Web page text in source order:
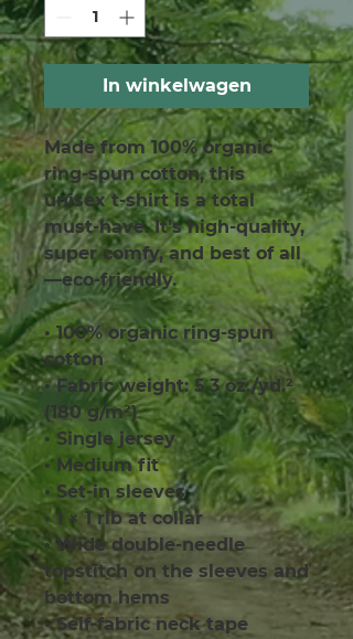
In winkelwagen
Made from 100% organic
ring-spun cotton, this
unisex t-shirt is a total
must-have. It's high-quality,
super comfy, and best of all
—eco-friendly.
• 100% organic ring-spun
cotton
• Fabric weight: 5.3 oz./yd.²
(180 g/m²)
• Single jersey
• Medium fit
• Set-in sleeves
• 1 × 1 rib at collar
• Wide double-needle
topstitch on the sleeves and
bottom hems
• Self-fabric neck tape